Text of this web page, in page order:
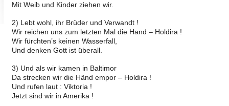
Mit Weib und Kinder ziehen wir.
2) Lebt wohl, ihr Brüder und Verwandt !
Wir reichen uns zum letzten Mal die Hand – Holdira !
Wir fürchten’s keinen Wasserfall,
Und denken Gott ist überall.
3) Und als wir kamen in Baltimor
Da strecken wir die Händ empor – Holdira !
Und rufen laut : Viktoria !
Jetzt sind wir in Amerika !